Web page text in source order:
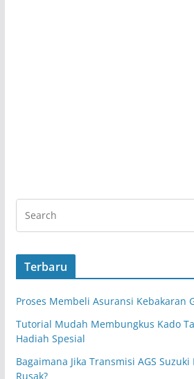
Terbaru
Proses Membeli Asuransi Kebakaran
Tutorial Mudah Membungkus Kado
Hadiah Spesial
Bagaimana Jika Transmisi AGS
Rusak?